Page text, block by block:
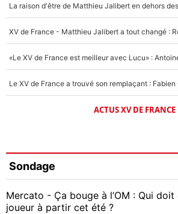
ACTUS XV DE FRANCE
Sondage
Mercato - Ça bouge à l’OM : Qui
joueur à partir cet été ?